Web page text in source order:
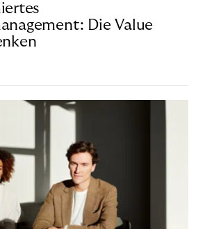
Die Value